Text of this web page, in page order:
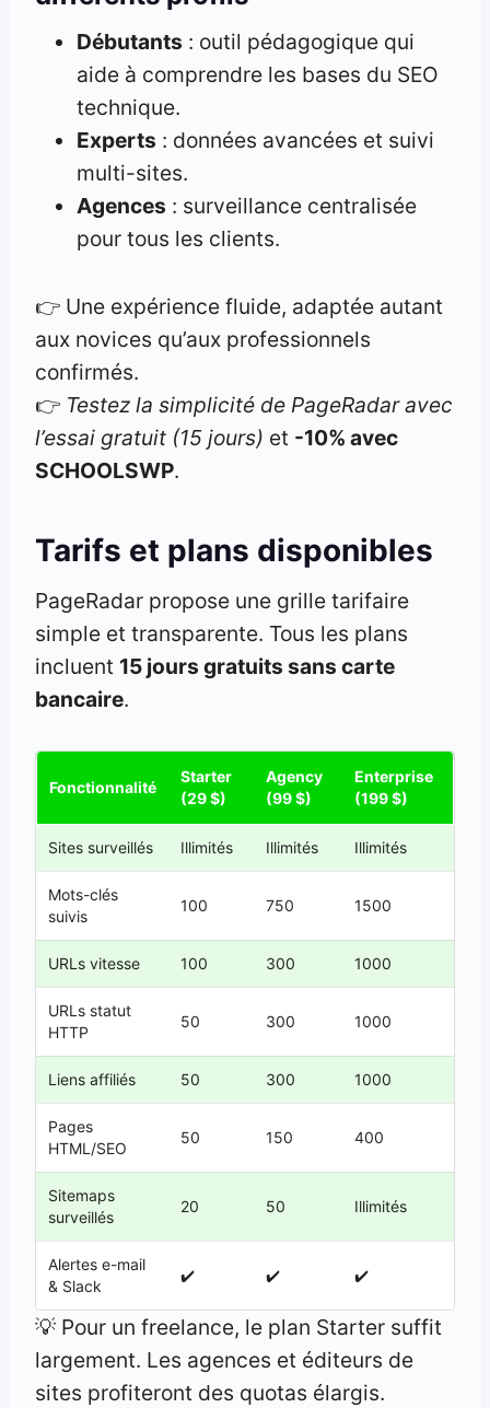
Débutants : outil pédagogique qui
aide à comprendre les bases du SEO
technique.
Experts : données avancées et suivi
multi-sites.
Agences : surveillance centralisée
pour tous les clients.
👉 Une expérience fluide, adaptée autant
aux novices qu’aux professionnels
confirmés.
👉 Testez la simplicité de PageRadar avec
l’essai gratuit (15 jours) et -10% avec
SCHOOLSWP.
Tarifs et plans disponibles
PageRadar propose une grille tarifaire
simple et transparente. Tous les plans
incluent 15 jours gratuits sans carte
bancaire.
Fonctionnalité
Starter
(29 $)
Agency
(99 $)
Enterprise
(199 $)
Sites surveillés Illimités Illimités Illimités
Mots-clés
suivis
100 750 1500
URLs vitesse 100 300 1000
URLs statut
HTTP
50 300 1000
Liens affiliés 50 300 1000
Pages
HTML/SEO
50 150 400
Sitemaps
surveillés
20 50 Illimités
Alertes e-mail
& Slack
✔️ ✔️ ✔️
💡 Pour un freelance, le plan Starter suffit
largement. Les agences et éditeurs de
sites profiteront des quotas élargis.